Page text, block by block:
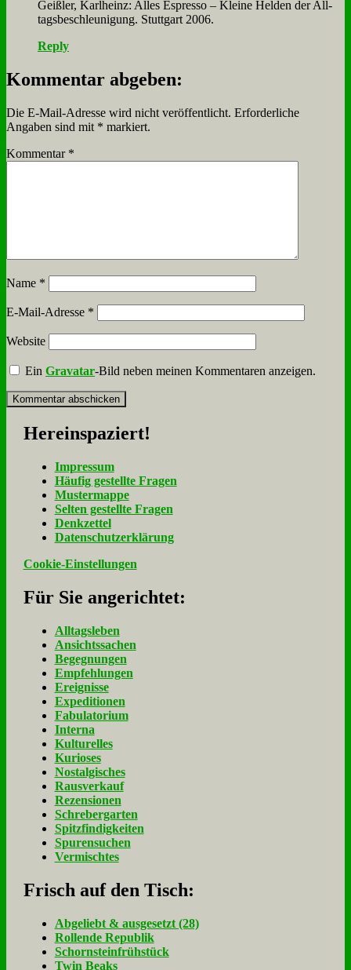
Geiß­ler, Karl­heinz: Al­les Es­pres­so – Klei­ne Hel­den der All­
tags­be­schleu­ni­gung. Stutt­gart 2006.
Reply
Kommentar abgeben:
Die E-Mail-Adresse wird nicht veröffentlicht. Erforderliche
Angaben sind mit * markiert.
Kommentar *
Name *
E-Mail-Adresse *
Website
EinGravatar-Bild neben meinen Kommentaren anzeigen.
Her­ein­spa­ziert!
Im­pres­sum
Häu­fig ge­stell­te Fra­gen
Mu­ster­map­pe
Sel­ten ge­stell­te Fra­gen
Denk­zet­tel
Da­ten­schutz­er­klä­rung
Cookie-Einstellungen
Für Sie an­ge­rich­tet:
Alltagsleben
Ansichtssachen
Begegnungen
Empfehlungen
Ereignisse
Expeditionen
Fabulatorium
Interna
Kulturelles
Kurioses
Nostalgisches
Rausverkauf
Rezensionen
Schrebergarten
Spitzfindigkeiten
Spurensuchen
Vermischtes
Frisch auf den Tisch:
Ab­ge­liebt & aus­ge­setzt (28)
Rol­len­de Re­pu­blik
Schorn­stein­früh­stück
Twin Beaks